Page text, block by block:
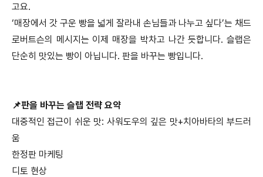
고요.
‘매장에서 갓 구운 빵을 넓게 잘라내 손님들과 나누고 싶다’는 채드
로버트슨의 메시지는 이제 매장을 박차고 나간 듯합니다. 슬랩은
단순히 맛있는 빵이 아닙니다. 판을 바꾸는 빵입니다.
📌판을 바꾸는 슬랩 전략 요약
대중적인 접근이 쉬운 맛: 사워도우의 깊은 맛+치아바타의 부드러
움
한정판 마케팅
디토 현상